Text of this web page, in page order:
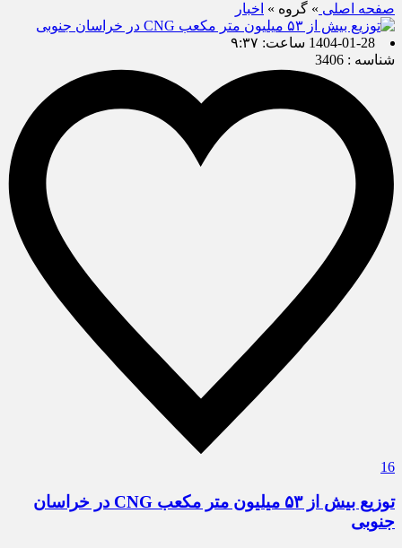
صفحه اصلی » گروه » اخبار
1404-01-28 ساعت: ۹:۳۷
شناسه : 3406
16
توزیع بیش از ۵۳ میلیون متر مکعب CNG در خراسان
جنوبی